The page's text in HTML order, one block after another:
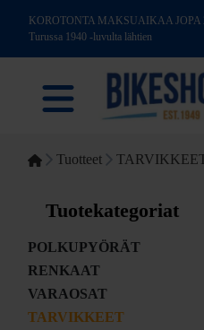
KOROTONTA MAKSUAIKAA JOPA
Turussa 1940 -luvulta lähtien
Tuotteet
Tuotekategoriat
POLKUPYÖRÄT
RENKAAT
VARAOSAT
TARVIKKEET